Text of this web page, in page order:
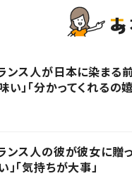
ンス人が日本に染まる
い」「分かってくれるの
ンス人の彼が彼女に贈
」「気持ちが大事」